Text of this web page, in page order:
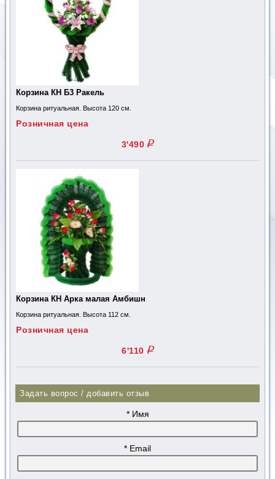
Корзина КН Б3 Ракель
Корзина ритуальная. Высота 120 см.
Розничная цена
3'490 q
Корзина КН Арка малая Амбишн
Корзина ритуальная. Высота 112 см.
Розничная цена
6'110 q
Задать вопрос / добавить отзыв
* Имя
* Email